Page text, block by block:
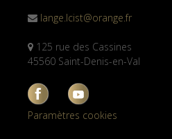
lange.lcist@orange.fr
125 rue des Cassines
45560 Saint-Denis-en-Val
Paramètres cookies